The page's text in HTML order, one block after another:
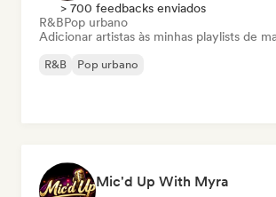
> 700 feedbacks enviados
R&BPop urbano
Adicionar artistas às minhas playlists de
R&B Pop urbano
Mic'd Up With Myra